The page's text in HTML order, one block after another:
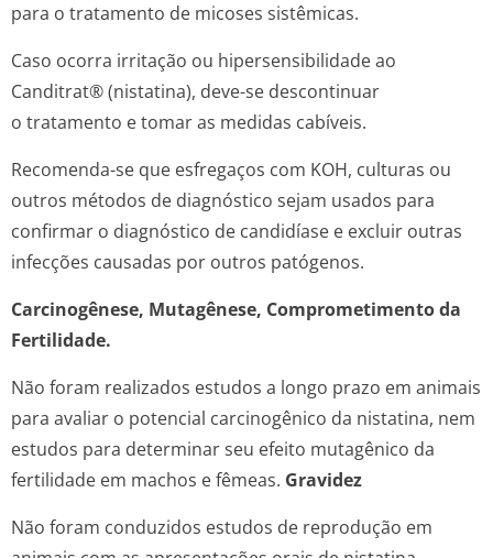
para o tratamento de micoses sistêmicas.
Caso ocorra irritação ou hipersensibilidade ao
Canditrat® (nistatina), deve-se descontinuar
o tratamento e tomar as medidas cabíveis.
Recomenda-se que esfregaços com KOH, culturas ou
outros métodos de diagnóstico sejam usados para
confirmar o diagnóstico de candidíase e excluir outras
infecções causadas por outros patógenos.
Carcinogênese, Mutagênese, Comprometimento da
Fertilidade.
Não foram realizados estudos a longo prazo em animais
para avaliar o potencial carcinogênico da nistatina, nem
estudos para determinar seu efeito mutagênico da
fertilidade em machos e fêmeas. Gravidez
Não foram conduzidos estudos de reprodução em